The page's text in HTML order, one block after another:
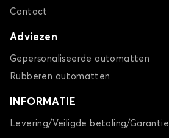
Contact
Adviezen
Gepersonaliseerde automatten
Rubberen automatten
INFORMATIE
Levering/Veiligde betaling/Garantie